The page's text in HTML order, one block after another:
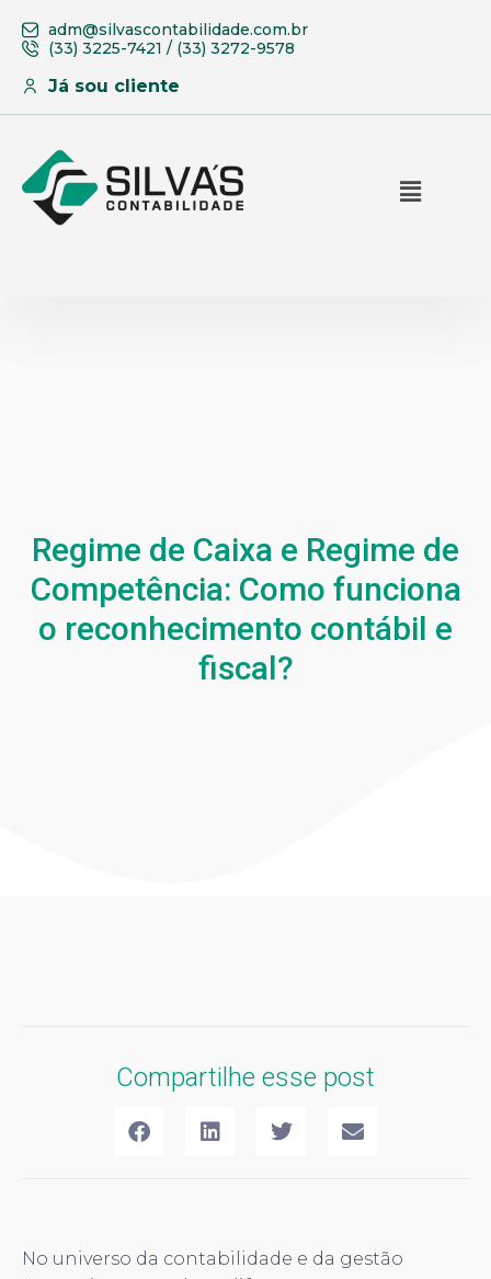
adm@silvascontabilidade.com.br
(33) 3225-7421 / (33) 3272-9578
Já sou cliente
Regime de Caixa e Regime de
Competência: Como funciona
o reconhecimento contábil e
fiscal?
Compartilhe esse post
No universo da contabilidade e da gestão